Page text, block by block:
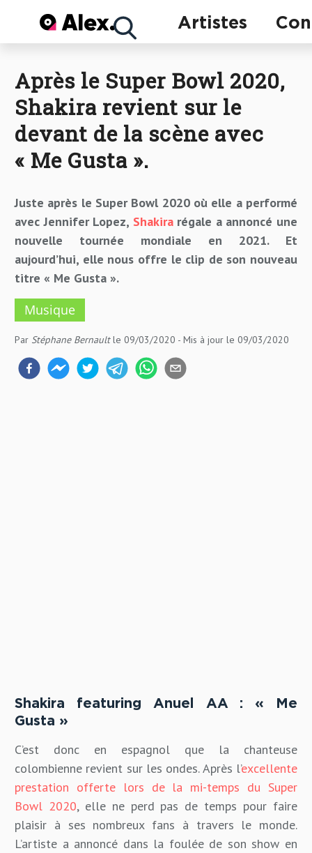
Artistes
Concerts
Artistes
Après le Super Bowl 2020,
Shakira revient sur le
devant de la scène avec
« Me Gusta ».
Juste après le Super Bowl 2020 où elle a performé
avec Jennifer Lopez, Shakirarégale a annoncé une
nouvelle tournée mondiale en 2021. Et
aujourd’hui, elle nous offre le clip de son nouveau
titre « Me Gusta ».
Musique
Par Stéphane Bernault le 09/03/2020 - Mis à jour le 09/03/2020
Shakira featuring Anuel AA : « Me
Gusta »
C’est donc en espagnol que la chanteuse
colombienne revient sur les ondes. Après l’excellente
prestation offerte lors de la mi-temps du Super
Bowl 2020, elle ne perd pas de temps pour faire
plaisir à ses nombreux fans à travers le monde.
L’artiste a annoncé dans la foulée de son show en